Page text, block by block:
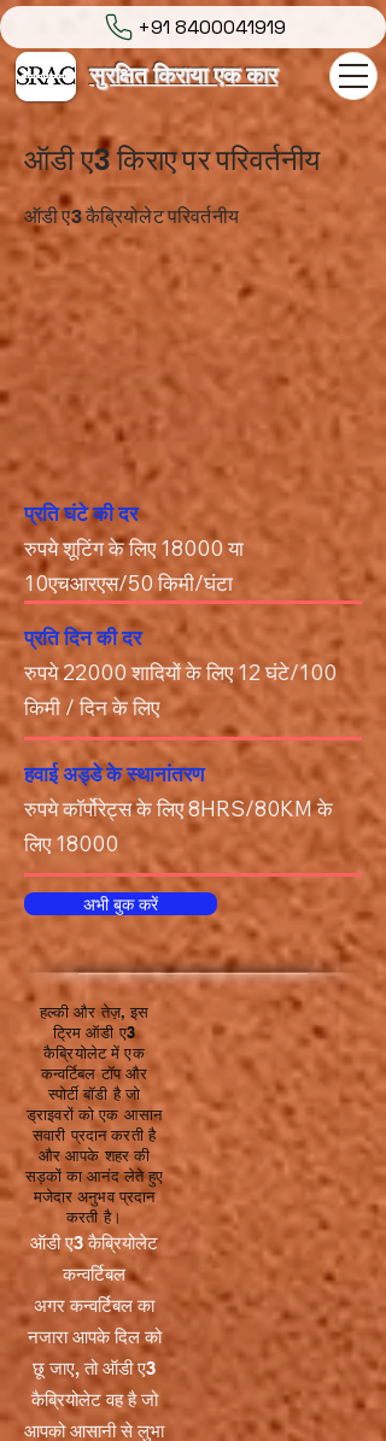
सुरक्षित किराया एक कार
+91 8400041919
ऑडी ए3 किराए पर परिवर्तनीय
ऑडी ए3 कैब्रियोलेट परिवर्तनीय
प्रति घंटे की दर
रुपये शूटिंग के लिए 18000 या
10एचआरएस/50 किमी/घंटा
प्रति दिन की दर
रुपये 22000 शादियों के लिए 12 घंटे/100
किमी / दिन के लिए
हवाई अड्डे के स्थानांतरण
रुपये कॉर्पोरेट्स के लिए 8HRS/80KM के
लिए 18000
अभी बुक करें
हल्की और तेज़, इस
ट्रिम ऑडी ए3
कैब्रियोलेट में एक
कन्वर्टिबल टॉप और
स्पोर्टी बॉडी है जो
ड्राइवरों को एक आसान
सवारी प्रदान करती है
और आपके शहर की
सड़कों का आनंद लेते हुए
मजेदार अनुभव प्रदान
करती है।
ऑडी ए3 कैब्रियोलेट
कन्वर्टिबल
अगर कन्वर्टिबल का
नजारा आपके दिल को
छू जाए, तो ऑडी ए3
कैब्रियोलेट वह है जो
आपको आसानी से लुभा